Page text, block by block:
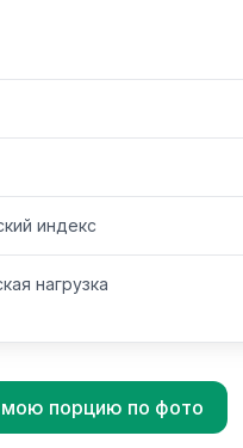
индекс
нагрузка
мою порцию по фото